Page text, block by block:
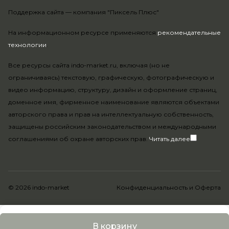
В корзину
На информационном ресурсе применяются рекомендательные
технологии.
Все ресурсы сайта indo-market.ru, включая (но не
ограничиваясь) текстовую, графическую, фотографическую и
видео информацию, структуру, дизайн и оформление страниц,
доменное имя, фирменное наименование являются объектами
авторского права и прав на интеллектуальную собственность,
защищены российским законодательством и международными
соглашениями об охране авторских прав. Читать далее
Поддержка сайта — компания "Пиксель Плюс"
© 2026 indo-market Конфиденциальность и Оферта